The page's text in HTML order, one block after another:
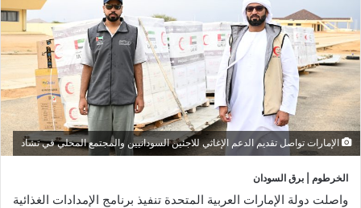
الإمارات تواصل تقديم الدعم الإغاثي للاجئين السودانيين والمجتمع المحلي في تشاد
الخرطوم | برق السودان
واصلت دولة الإمارات العربية المتحدة تنفيذ برنامج الإمدادات الغذائية